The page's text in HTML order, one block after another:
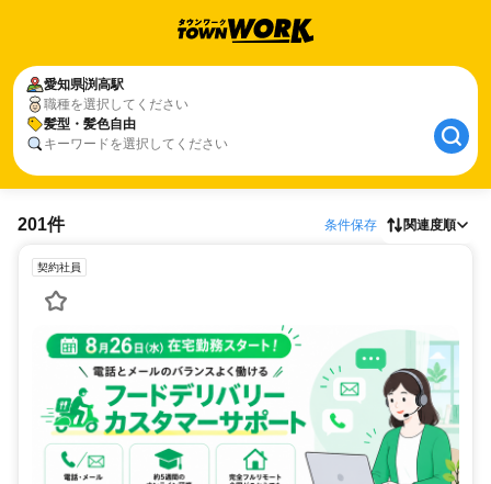
愛知県渕高駅
職種を選択してください
髪型・髪色自由
キーワードを選択してください
201件 条件保存 関連度順
契約社員